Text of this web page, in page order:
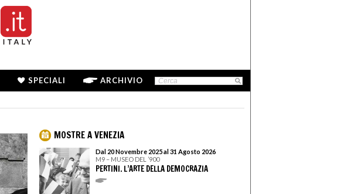
SPECIALI ARCHIVIO
MOSTRE A VENEZIA
Dal 20 Novembre 2025 al 31 Agosto 2026
M9 – MUSEO DEL ’900
PERTINI. L’ARTE DELLA DEMOCRAZIA